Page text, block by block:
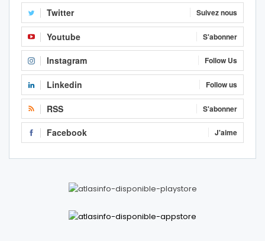
Twitter Suivez nous
Youtube S'abonner
Instagram Follow Us
Linkedin Follow us
RSS S'abonner
Facebook J'aime